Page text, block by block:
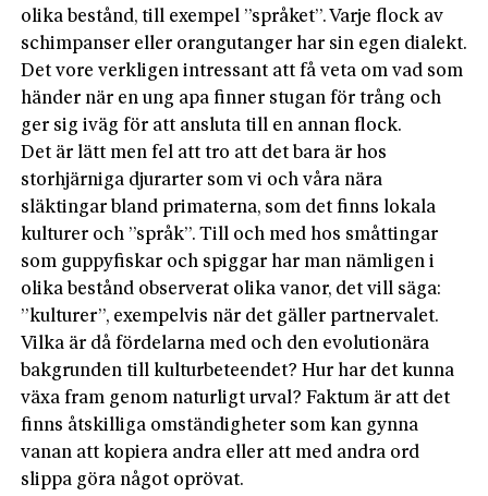
olika bestånd, till exempel ”språket”. Varje flock av
schimpanser eller orangutanger har sin egen dialekt.
Det vore verkligen intressant att få veta om vad som
händer när en ung apa finner stugan för trång och
ger sig iväg för att ansluta till en annan flock.
Det är lätt men fel att tro att det bara är hos
storhjärniga djurarter som vi och våra nära
släktingar bland primaterna, som det finns lokala
kulturer och ”språk”. Till och med hos småttingar
som guppyfiskar och spiggar har man nämligen i
olika bestånd observerat olika vanor, det vill säga:
”kulturer”, exempelvis när det gäller partnervalet.
Vilka är då fördelarna med och den evolutionära
bakgrunden till kulturbeteendet? Hur har det kunna
växa fram genom naturligt urval? Faktum är att det
finns åtskilliga omständigheter som kan gynna
vanan att kopiera andra eller att med andra ord
slippa göra något oprövat.